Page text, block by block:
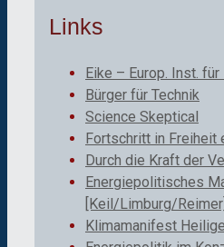
Links
Eike – Europ. Inst.
Bürger für Technik
Science Skeptical
Fortschritt in Freiheit
Durch die Kraft der
Energiepolitisches
[Keil/Limburg/Reimer]
Klimamanifest